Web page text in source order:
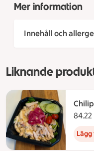
Mer information
Innehåll och
Liknande